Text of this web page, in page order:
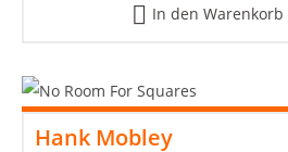
In den Warenkorb
Hank Mobley